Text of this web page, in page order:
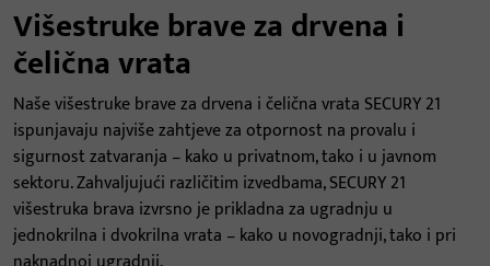
Višestruke brave za drvena i
čelična vrata
Naše višestruke brave za drvena i čelična vrata SECURY 21
ispunjavaju najviše zahtjeve za otpornost na provalu i
sigurnost zatvaranja – kako u privatnom, tako i u javnom
sektoru. Zahvaljujući različitim izvedbama, SECURY 21
višestruka brava izvrsno je prikladna za ugradnju u
jednokrilna i dvokrilna vrata – kako u novogradnji, tako i pri